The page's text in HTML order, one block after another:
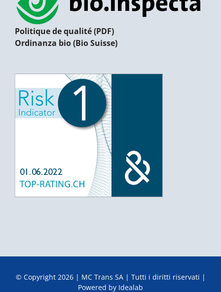
Politique de qualité (PDF)
Ordinanza bio (Bio Suisse)
© Copyright 2026 | MC Trans SA | Tutti i diritti riservati |
Powered by Idealab